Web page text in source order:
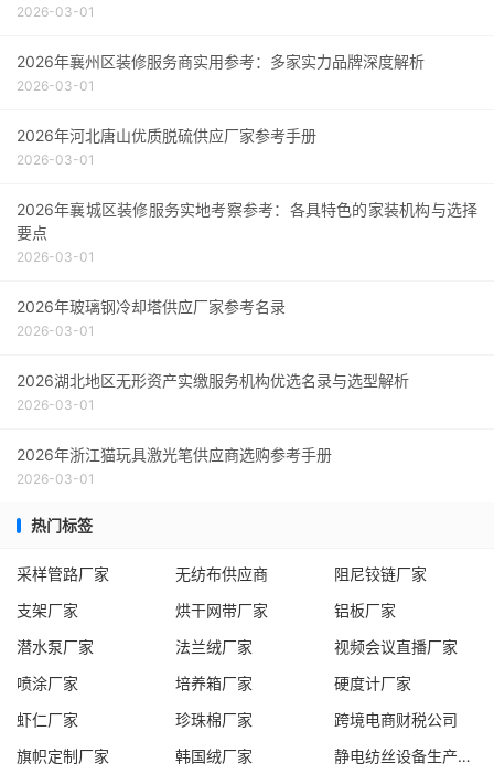
2026-03-01
2026年襄州区装修服务商实用参考：多家实力品牌深度解析
2026-03-01
2026年河北唐山优质脱硫供应厂家参考手册
2026-03-01
2026年襄城区装修服务实地考察参考：各具特色的家装机构与选择
要点
2026-03-01
2026年玻璃钢冷却塔供应厂家参考名录
2026-03-01
2026湖北地区无形资产实缴服务机构优选名录与选型解析
2026-03-01
2026年浙江猫玩具激光笔供应商选购参考手册
2026-03-01
热门标签
采样管路厂家 无纺布供应商
阻尼铰链厂家
支架厂家
烘干网带厂家
铝板厂家
潜水泵厂家
法兰绒厂家
视频会议直播厂家
喷涂厂家
培养箱厂家
硬度计厂家
虾仁厂家
珍珠棉厂家
跨境电商财税公司
旗帜定制厂家
韩国绒厂家
静电纺丝设备生产线厂家